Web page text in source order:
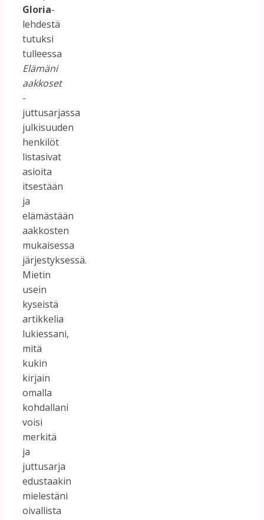
Gloria-
lehdestä
tutuksi
tulleessa
Elämäni
aakkoset
-
juttusarjassa
julkisuuden
henkilöt
listasivat
asioita
itsestään
ja
elämästään
aakkosten
mukaisessa
järjestyksessä.
Mietin
usein
kyseistä
artikkelia
lukiessani,
mitä
kukin
kirjain
omalla
kohdallani
voisi
merkitä
ja
juttusarja
edustaakin
mielestäni
oivallista